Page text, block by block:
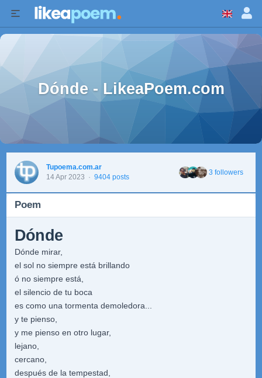
Dónde - LikeaPoem.com
Tupoema.com.ar
14 Apr 2023 · 9404 posts
3 followers
Poem
Dónde
Dónde mirar,
el sol no siempre está brillando
ó no siempre está,
el silencio de tu boca
es como una tormenta demoledora...
y te pienso,
y me pienso en otro lugar,
lejano,
cercano,
después de la tempestad,